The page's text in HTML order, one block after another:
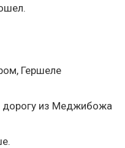
Гершеле
дорогу из Меджибожа